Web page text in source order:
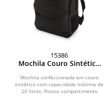
15386
Mochila Couro Sintético
Mochila confeccionada em couro
sintético com capacidade máxima de
20 litros. Possui compartimento